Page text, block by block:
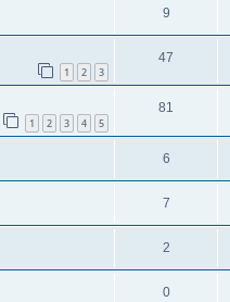
9
1 2 3
47
1 2 3 4 5
81
6
7
2
0